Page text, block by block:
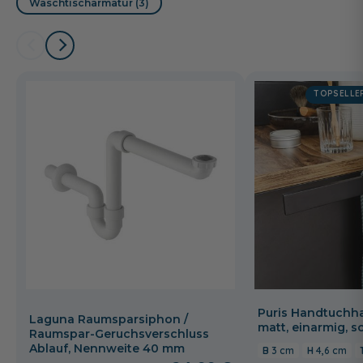
Grey matt
Waschtischarmatur (3)
Laguna Raumsparsiphon /
Raumspar-Geruchsverschluss
Ablauf, Nennweite 40 mm
Puris
matt, einarmig,
3 cm 4,6 cm